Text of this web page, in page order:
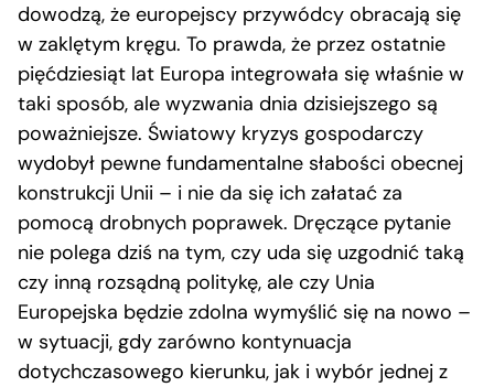
dowodzą, że europejscy przywódcy obracają się
w zaklętym kręgu. To prawda, że przez ostatnie
pięćdziesiąt lat Europa integrowała się właśnie w
taki sposób, ale wyzwania dnia dzisiejszego są
poważniejsze. Światowy kryzys gospodarczy
wydobył pewne fundamentalne słabości obecnej
konstrukcji Unii – i nie da się ich załatać za
pomocą drobnych poprawek. Dręczące pytanie
nie polega dziś na tym, czy uda się uzgodnić taką
czy inną rozsądną politykę, ale czy Unia
Europejska będzie zdolna wymyślić się na nowo –
w sytuacji, gdy zarówno kontynuacja
dotychczasowego kierunku, jak i wybór jednej z